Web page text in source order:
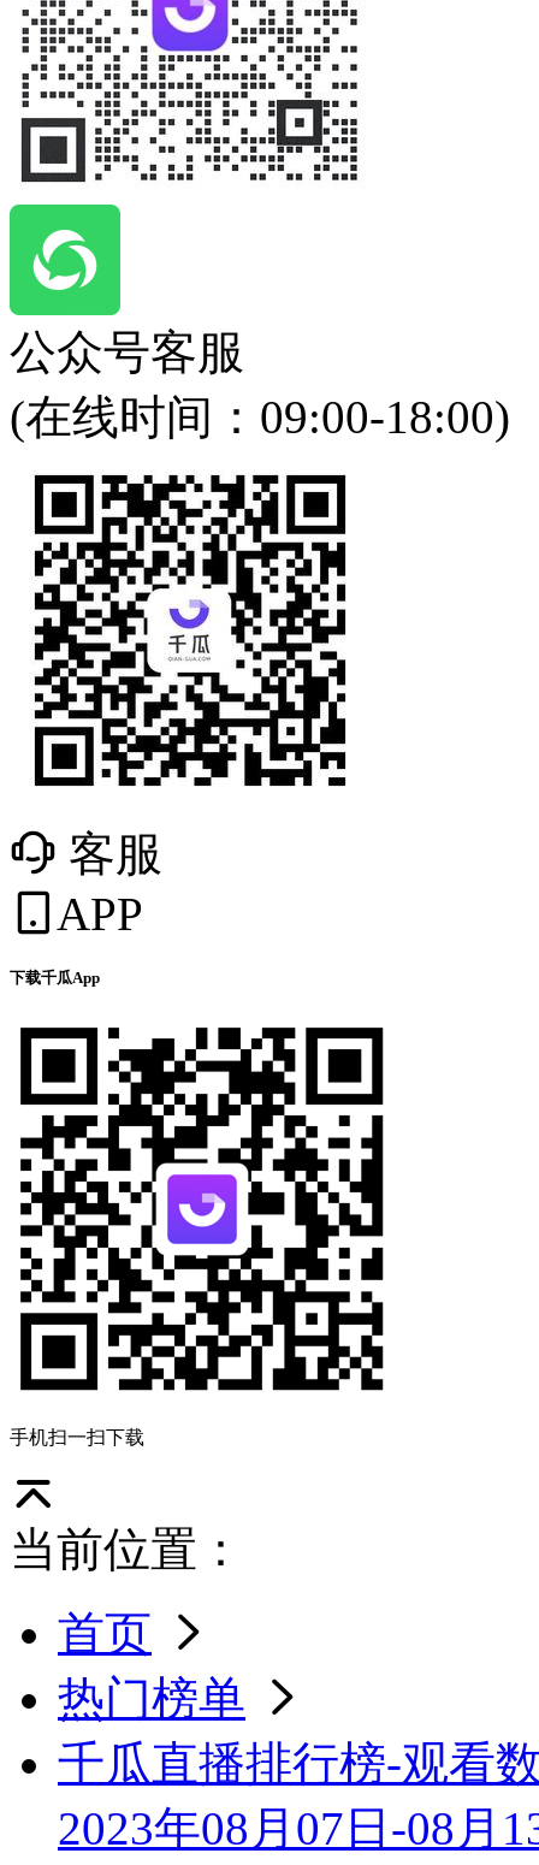
公众号客服
(在线时间： 09:00-18:00)
客服
APP
下载千瓜App
手机扫一扫下载
当前位置：
首页
热门榜单
千瓜直播排行榜-观看
2023年08月07日-08月